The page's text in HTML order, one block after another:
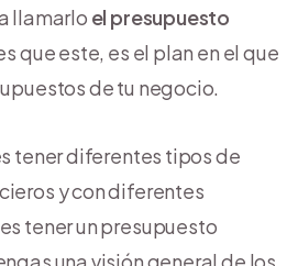
llamarlo el presupuesto
que este, es el plan en el que
de tu negocio.
tener diferentes tipos de
y con diferentes
tener un presupuesto
una visión general de los